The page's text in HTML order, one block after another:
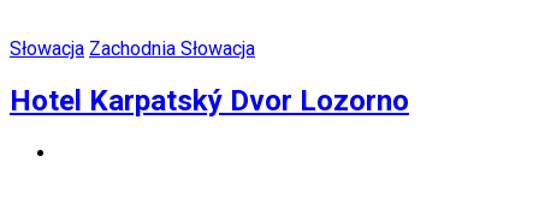
Słowacja Zachodnia Słowacja
Hotel Karpatský Dvor Lozorno